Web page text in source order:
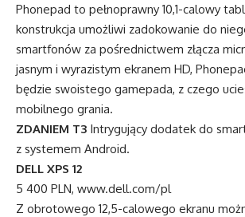
Phonepad to pełnoprawny 10,1-calowy
konstrukcja umożliwi zadokowanie do
smartfonów za pośrednictwem złącza
jasnym i wyrazistym ekranem HD,
będzie swoistego gamepada, z czego
mobilnego grania.
ZDANIEM T3 Intrygujący dodatek do
z systemem Android.
DELL XPS 12
5 400 PLN, www.dell.com/pl
Z obrotowego 12,5-calowego ekranu